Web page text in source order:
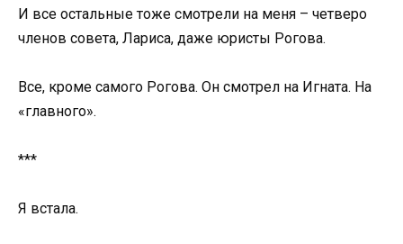
И все остальные тоже смотрели на меня – четверо
членов совета, Лариса, даже юристы Рогова.
Все, кроме самого Рогова. Он смотрел на Игната. На
«главного».
***
Я встала.